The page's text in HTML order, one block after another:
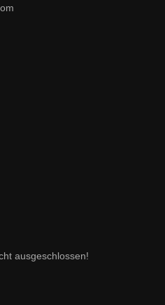
ausgeschlossen!